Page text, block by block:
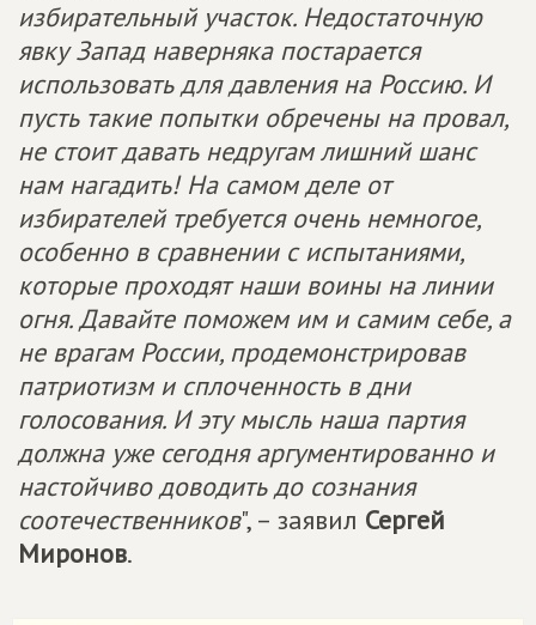
избирательный участок. Недостаточную
явку Запад наверняка постарается
использовать для давления на Россию. И
пусть такие попытки обречены на провал,
не стоит давать недругам лишний шанс
нам нагадить! На самом деле от
избирателей требуется очень немногое,
особенно в сравнении с испытаниями,
которые проходят наши воины на линии
огня. Давайте поможем им и самим себе, а
не врагам России, продемонстрировав
патриотизм и сплоченность в дни
голосования. И эту мысль наша партия
должна уже сегодня аргументированно и
настойчиво доводить до сознания
соотечественников", – заявил Сергей
Миронов.